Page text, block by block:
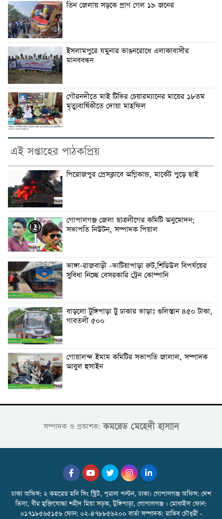
তিন জেলায় সড়কে প্রাণ গেল ১৯ জনের
ইসলামপুরে যমুনার ভাঙনরোধে এলাকাবাসীর
মানববন্ধন
গৌরনদীতে মাই টিভির চেয়ারম্যানের মায়ের ১৮তম
মৃত্যুবার্ষিকীতে দোয়া মাহফিল
এই সপ্তাহের পাঠকপ্রিয়
পিরোজপুর প্রেসক্লাবে অগ্নিকান্ড, মার্কেট পুড়ে ছাই
গোপালগঞ্জ জেলা ছাত্রলীগের কমিটি অনুমোদন;
সভাপতি নিউটন, সম্পাদক পিয়াল
ভাঙ্গা-রাজবাড়ী -ভাটিয়াপাড়া রুট,শিডিউল বিপর্যয়ের
সুবিধা নিচ্ছে বেসরকারি ট্রেন কোম্পানি
বাড়লো টুঙ্গিপাড়া টু ঢাকার ভাড়াঃ গুলিস্তান ৪৫০ টাকা,
গাবতলী ৫০০
গোয়ালন্দ ইমাম কমিটির সভাপতি জালাল, সম্পাদক
আবুল হুসাইন
সম্পাদক ও প্রকাশক:কমরেড মেহেদী হাসাান
ঢাকা অফিস: ২ কমরেড মনি সিং স্ট্রিট, পুরানা পল্টন, ঢাকা। গোপালগঞ্জ অফিস: দেশ
ভিলা, বীর মুক্তিযোদ্ধা শহীদ মিয়া সড়ক, টুঙ্গিপাড়া, গোপালগঞ্জ । মোবাইল ফোন:
০১৭১৮৫৬৫১৫৬ ফোন: ০২-৪৭৮৮৫৬২০০ বার্তা সম্পাদক: রাকিব চৌধুরী -